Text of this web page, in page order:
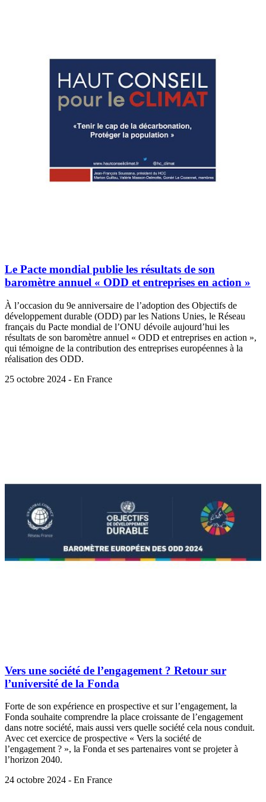
Le Pacte mondial publie les résultats de son
baromètre annuel « ODD et entreprises en action »
À l’occasion du 9e anniversaire de l’adoption des Objectifs de
développement durable (ODD) par les Nations Unies, le Réseau
français du Pacte mondial de l’ONU dévoile aujourd’hui les
résultats de son baromètre annuel « ODD et entreprises en action »,
qui témoigne de la contribution des entreprises européennes à la
réalisation des ODD.
25 octobre 2024 - En France
Vers une société de l’engagement ? Retour sur
l’université de la Fonda
Forte de son expérience en prospective et sur l’engagement, la
Fonda souhaite comprendre la place croissante de l’engagement
dans notre société, mais aussi vers quelle société cela nous conduit.
Avec cet exercice de prospective « Vers la société de
l’engagement ? », la Fonda et ses partenaires vont se projeter à
l’horizon 2040.
24 octobre 2024 - En France